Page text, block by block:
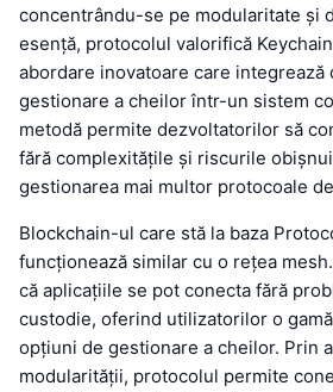
concentrându-se pe modularitate și
esență, protocolul valorifică
abordare inovatoare care
gestionare a cheilor într-un sistem
metodă permite dezvoltatorilor să
fără complexitățile și riscurile
gestionarea mai multor protocoale
Blockchain-ul care stă la baza
funcționează similar cu o rețea
că aplicațiile se pot conecta fără
custodie, oferind utilizatorilor o
opțiuni de gestionare a cheilor. Prin
modularității, protocolul permite